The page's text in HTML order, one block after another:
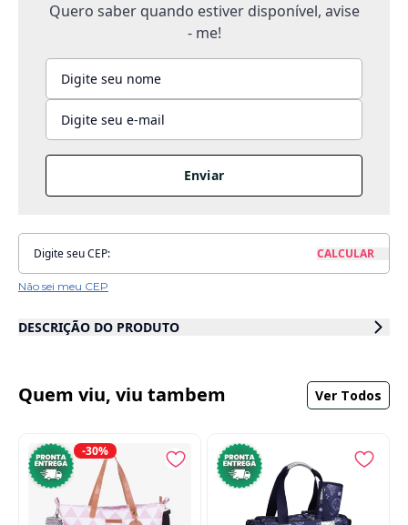
Quero saber quando estiver disponível, avise
- me!
Enviar
Não sei meu CEP
DESCRIÇÃO DO PRODUTO
Para as mamães que buscam um modelo mais tradicional a Bolsa Anne
é a nossa queridinha há mais de 14 anos. Ideal para os passeios longos
duplo, o que facilita a abertura quando o bebê está no colo.
Possui dois bolsos laterais térmicos para mamadeiras e um frontal com
bolsos organizadores para fraldas e acessórios de higiene. Acompanha
alça transversal, trocador e porta chupeta.
Quem viu, viu tambem Ver Todos
-30%